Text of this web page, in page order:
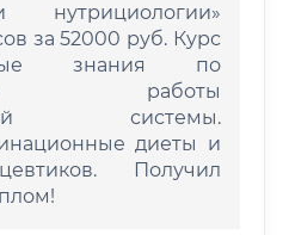
за 52000 руб. Курс
знания по
работы
системы.
диеты и
Получил